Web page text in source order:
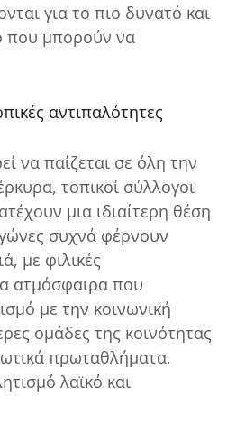
για το πιο δυνατό και
που μπορούν να
αντιπαλότητες
να παίζεται σε όλη την
τοπικοί σύλλογοι
μια ιδιαίτερη θέση
συχνά φέρνουν
με φιλικές
ατμόσφαιρα που
με την κοινωνική
ομάδες της κοινότητας
πρωταθλήματα,
λαϊκό και